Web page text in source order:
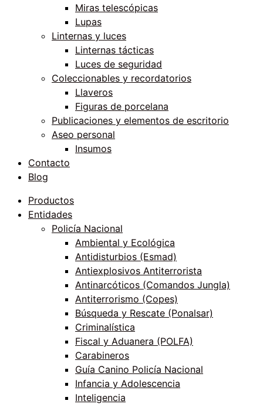
Miras telescópicas
Lupas
Linternas y luces
Linternas tácticas
Luces de seguridad
Coleccionables y recordatorios
Llaveros
Figuras de porcelana
Publicaciones y elementos de escritorio
Aseo personal
Insumos
Contacto
Blog
Productos
Entidades
Policía Nacional
Ambiental y Ecológica
Antidisturbios (Esmad)
Antiexplosivos Antiterrorista
Antinarcóticos (Comandos Jungla)
Antiterrorismo (Copes)
Búsqueda y Rescate (Ponalsar)
Criminalística
Fiscal y Aduanera (POLFA)
Carabineros
Guía Canino Policía Nacional
Infancia y Adolescencia
Inteligencia